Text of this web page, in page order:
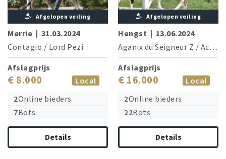
Afgelopen veiling
Merrie | 31.03.2024
Contagio / Lord Pezi
Afslagprijs
€ 8.000
Local
2Online bieders
7Bots
Details
Afgelopen veiling
Hengst | 13.06.2024
Aganix du Seigneur Z / Action Breaker
Afslagprijs
€ 16.000
Local
2Online bieders
22Bots
Details